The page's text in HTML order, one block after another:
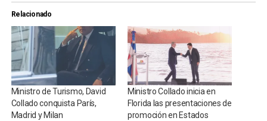
Relacionado
Ministro de Turismo, David
Collado conquista París,
Madrid y Milan
Ministro Collado inicia en
Florida las presentaciones de
promoción en Estados